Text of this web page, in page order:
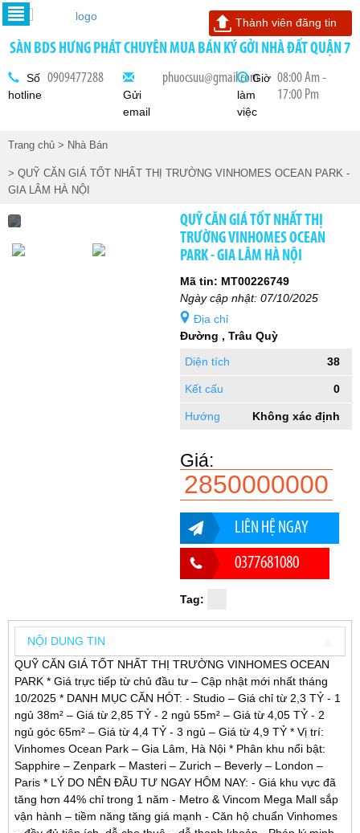
SÀN BDS HƯNG PHÁT CHUYÊN MUA BÁN KÝ GỞI NHÀ ĐẤT QUẬN 7
Số
hotline
0909477288
Gửi
email
phuocsuu@gmail.comGiờ
làm
việc
08:00 Am -
17:00 Pm
Thành viên đăng tin
Trang chủ > Nhà Bán
> QUỸ CĂN GIÁ TỐT NHẤT THỊ TRƯỜNG VINHOMES OCEAN PARK -
GIA LÂM HÀ NỘI
QUỸ CĂN GIÁ TỐT NHẤT THỊ
TRƯỜNG VINHOMES OCEAN
PARK - GIA LÂM HÀ NỘI
Mã tin: MT00226749
Ngày cập nhật: 07/10/2025
Địa chỉ
Đường , Trâu Quỳ
Diện tích
38
Kết cấu 0
Hướng Không xác định
Giá:
2850000000
LIÊN HỆ NGAY
0377681080
Tag:
NỘI DUNG TIN
QUỸ CĂN GIÁ TỐT NHẤT THỊ TRƯỜNG VINHOMES OCEAN
PARK * Giá trực tiếp từ chủ đầu tư – Cập nhật mới nhất tháng
10/2025 * DANH MỤC CĂN HÓT: - Studio – Giá chỉ từ 2,3 TỶ - 1
ngủ 38m² – Giá từ 2,85 TỶ - 2 ngủ 55m² – Giá từ 4,05 TỶ - 2
ngủ góc 65m² – Giá từ 4,4 TỶ - 3 ngủ – Giá từ 4,9 TỶ * Vị trí:
Vinhomes Ocean Park – Gia Lâm, Hà Nội * Phân khu nổi bật:
Sapphire – Zenpark – Masteri – Zurich – Beverly – London –
Paris * LÝ DO NÊN ĐẦU TƯ NGAY HÔM NAY: - Giá khu vực đã
tăng hơn 44% chỉ trong 1 năm - Metro & Vincom Mega Mall sắp
vận hành – tiềm năng tăng giá mạnh - Căn hộ chuẩn Vinhomes